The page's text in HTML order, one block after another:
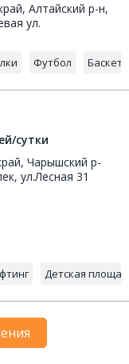
Алтайский р-н,
ул.
Футбол
сутки
Чарышский р-
ул.Лесная 31
Детская